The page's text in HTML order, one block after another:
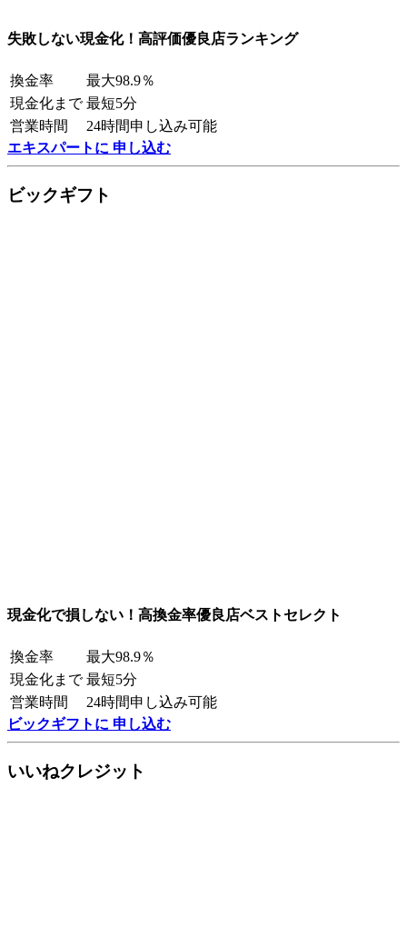
失敗しない現金化！高評価優良店ランキング
換金率
最大98.9％
現金化まで 最短5分
営業時間
24時間申し込み可能
エキスパートに 申し込む
ビックギフト
現金化で損しない！高換金率優良店ベストセレクト
換金率
最大98.9％
現金化まで 最短5分
営業時間
24時間申し込み可能
ビックギフトに 申し込む
いいねクレジット